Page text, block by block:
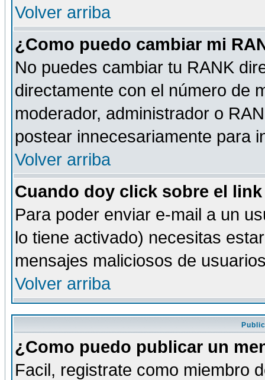
Volver arriba
¿Como puedo cambiar mi
No puedes cambiar tu RANK
directamente con el número de
moderador, administrador o
postear innecesariamente para
Volver arriba
Cuando doy click sobre el
Para poder enviar e-mail a un
lo tiene activado) necesitas
mensajes maliciosos de
Volver arriba
¿Como puedo publicar un
Facil, registrate como miembro